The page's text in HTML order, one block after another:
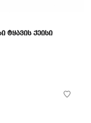
ტყავის ქეისი